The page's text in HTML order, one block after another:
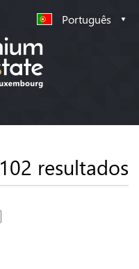
Português
102 resultados